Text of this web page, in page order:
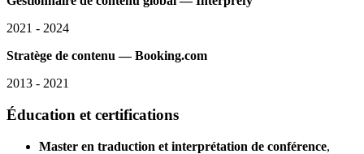
2021 - 2024
Stratège de contenu — Booking.com
2013 - 2021
Éducation et certifications
Master en traduction et interprétation de conférence,